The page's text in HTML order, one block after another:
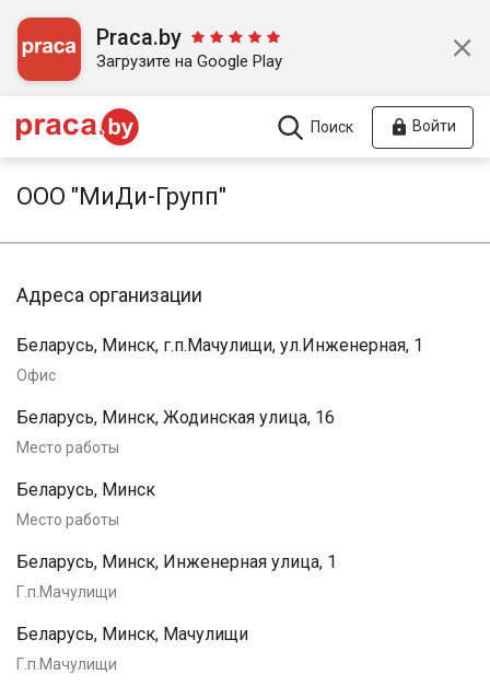
Praca.by
Загрузите на Google Play
Поиск Войти
ООО "МиДи-Групп"
Адреса организации
Беларусь, Минск, г.п.Мачулищи, ул.Инженерная, 1
Офис
Беларусь, Минск, Жодинская улица, 16
Место работы
Беларусь, Минск
Место работы
Беларусь, Минск, Инженерная улица, 1
Г.п.Мачулищи
Беларусь, Минск, Мачулищи
Г.п.Мачулищи